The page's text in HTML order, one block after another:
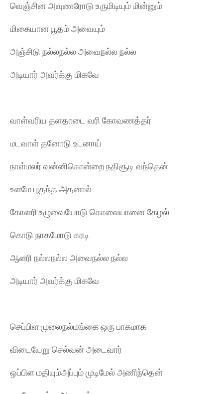
வெஞ்சின அவுணரோடு உருமிடியும் மின்னும்
மிகையான பூதம் அவையும்
அஞ்சிடு நல்லநல்ல அவைநல்ல நல்ல
அடியார் அவர்க்கு மிகவே
வாள்வரிய தளதாடை வரி கோவணத்தர்
மடவாள் தனோடு உடனாய்
நாள்மலர் வன்னிகொன்றை நதிசூடி வந்தென்
உளமே புகுந்த அதனால்
கோளரி உழுவையோடு கொலையானை கேழல்
கொடு நாகமோடு கரடி
ஆளரி நல்லநல்ல அவைநல்ல நல்ல
அடியார் அவர்க்கு மிகவே
செப்பிள முலைநல்மங்கை ஒரு பாகமாக
விடையேறு செல்வன் அடைவார்
ஒப்பிள மதியும்அப்பும் முடிமேல் அணிந்தென்